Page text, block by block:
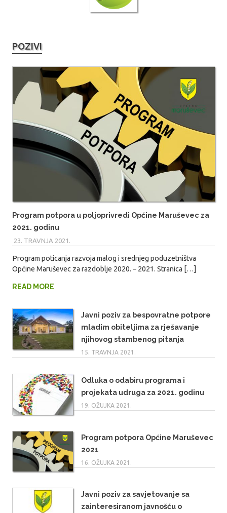
POZIVI
Program potpora u poljoprivredi Općine Maruševec za
2021. godinu
23. TRAVNJA 2021.
Program poticanja razvoja malog i srednjeg poduzetništva
Općine Maruševec za razdoblje 2020. – 2021. Stranica […]
READ MORE
Javni poziv za bespovratne potpore
mladim obiteljima za rješavanje
njihovog stambenog pitanja
15. TRAVNJA 2021.
Odluka o odabiru programa i
projekata udruga za 2021. godinu
19. OŽUJKA 2021.
Program potpora Općine Maruševec
2021
16. OŽUJKA 2021.
Javni poziv za savjetovanje sa
zainteresiranom javnošću o